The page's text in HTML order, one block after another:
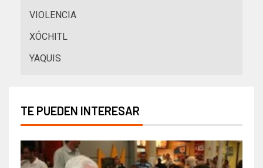
VIOLENCIA
XÓCHITL
YAQUIS
TE PUEDEN INTERESAR